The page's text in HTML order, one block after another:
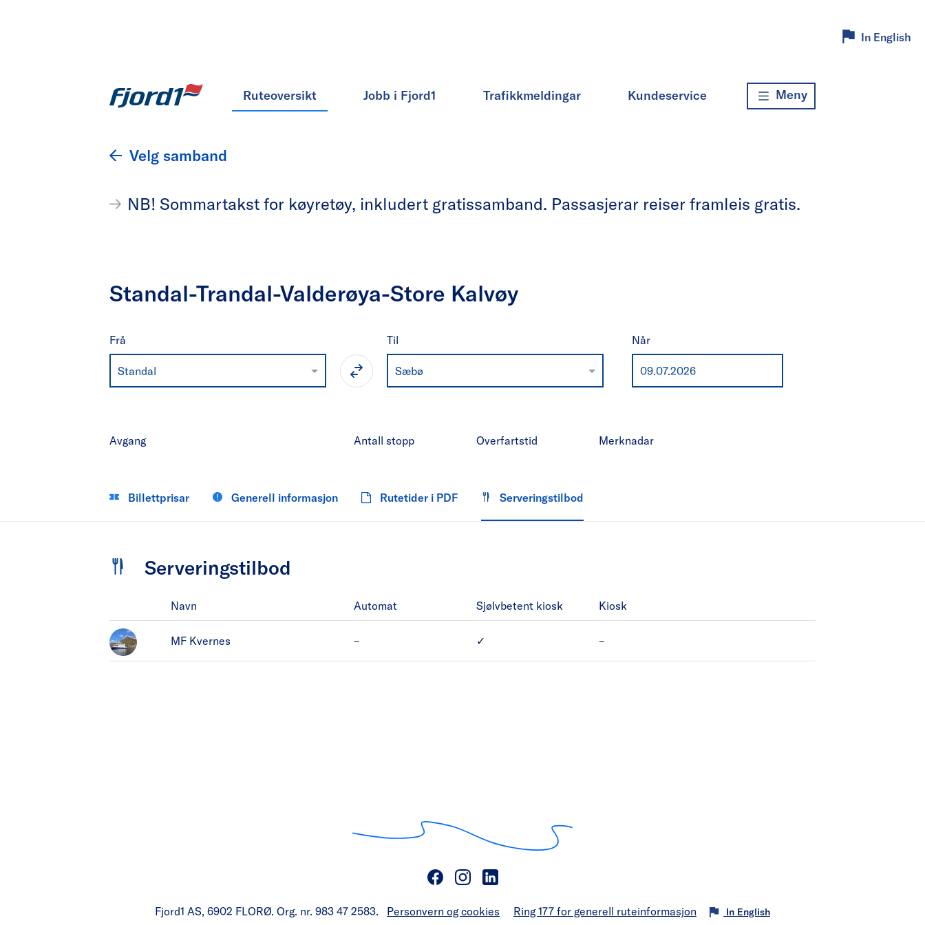
In English
Ruteoversikt Jobb i Fjord1 Trafikkmeldingar Kundeservice Meny
Velg samband
NB! Sommartakst for køyretøy, inkludert gratissamband. Passasjerar reiser framleis gratis.
Standal-Trandal-Valderøya-Store Kalvøy
Frå
Standal
Til
Sæbø
Når
Avgang Antall stopp Overfartstid Merknadar
Billettprisar Generell informasjon Rutetider i PDF Serveringstilbod
Serveringstilbod
Navn Automat Sjølvbetent kiosk Kiosk
MF Kvernes –MF Kvernes har ikke Automat.
✓ MF Kvernes har Sjølvbetent kiosk.
–MF Kvernes har ikke Kiosk.
Fjord1 AS, 6902 FLORØ. Org. nr. 983 47 2583. Personvern og cookies Ring 177 for generell ruteinformasjon In English